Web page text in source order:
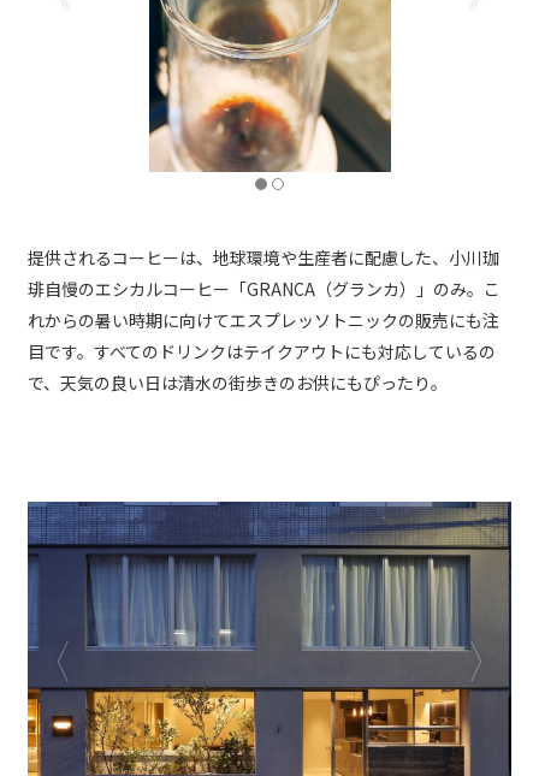
提供されるコーヒーは、地球環境や生産者に配慮した、小川珈
琲自慢のエシカルコーヒー「GRANCA（グランカ）」のみ。こ
れからの暑い時期に向けてエスプレッソトニックの販売にも注
目です。すべてのドリンクはテイクアウトにも対応しているの
で、天気の良い日は清水の街歩きのお供にもぴったり。